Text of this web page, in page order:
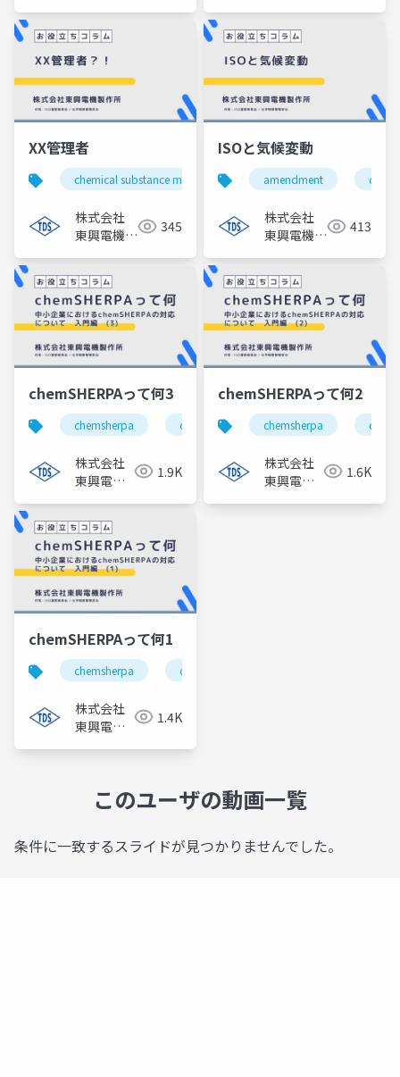
XX管理者
chemical substance manager health supervisor
株式会社
東興電機製
345
ISOと気候変動
amendment
株式会社
東興電機製
413
chemSHERPAって何3
chemsherpa chemical management regulation
株式会社
東興電機
1.9K
chemSHERPAって何2
chemsherpa
株式会社
東興電機
1.6K
chemSHERPAって何1
chemsherpa chemical management
株式会社
東興電機
1.4K
このユーザの動画一覧
条件に一致するスライドが見つかりませんでした。